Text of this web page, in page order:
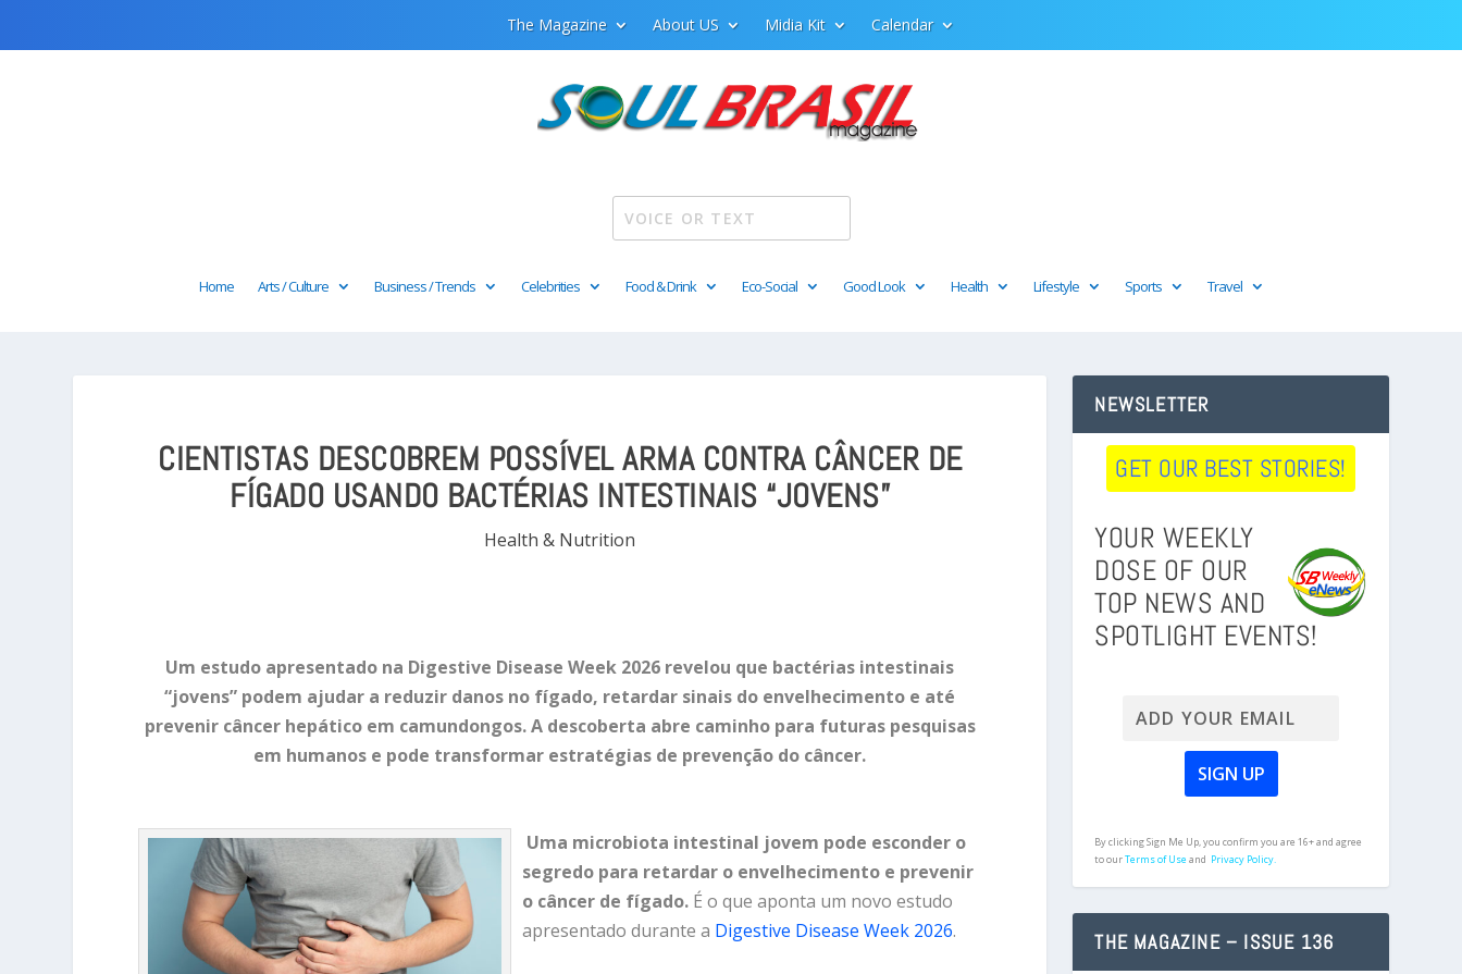
The Magazine About US Midia Kit Calendar
Home Arts / Culture Business / Trends Celebrities Food & Drink Eco-Social Good Look Health Lifestyle Sports Travel
CIENTISTAS DESCOBREM POSSÍVEL ARMA CONTRA CÂNCER DE
FÍGADO USANDO BACTÉRIAS INTESTINAIS “JOVENS”
Health & Nutrition
Um estudo apresentado na Digestive Disease Week 2026 revelou que bactérias intestinais
“jovens” podem ajudar a reduzir danos no fígado, retardar sinais do envelhecimento e até
prevenir câncer hepático em camundongos. A descoberta abre caminho para futuras pesquisas
em humanos e pode transformar estratégias de prevenção do câncer.
Uma microbiota intestinal jovem pode esconder o
segredo para retardar o envelhecimento e prevenir
o câncer de fígado. É o que aponta um novo estudo
apresentado durante a Digestive Disease Week 2026.
NEWSLETTER
GET OUR BEST STORIES!
YOUR WEEKLY
DOSE OF OUR
TOP NEWS AND
SPOTLIGHT EVENTS!
By clicking Sign Me Up, you confirm you are 16+ and agree
to ourTerms of Useand Privacy Policy.
THE MAGAZINE – ISSUE 136